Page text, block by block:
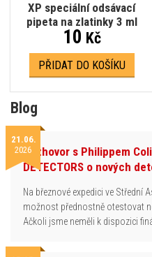
XP speciální odsávací
pipeta na zlatinky 3 ml
10 Kč
PŘIDAT DO KOŠÍKU
Blog
21.06.
2026Rozhovor s Philippem
DETECTORS o nových
Na březnové expedici ve
možnost přednostně otestovat
Ačkoli jsme neměli k dispozici